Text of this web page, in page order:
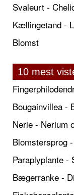
Svaleurt -
Kællingetand -
Blomst
10 mest
Bougainvillea -
Nerie - Nerium
Blomstersprog
Paraplyplante -
Bægerranke -